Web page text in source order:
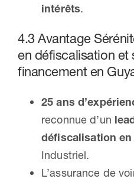
intérêts.
4.3 Avantage
en défiscalisation et
financement en
25 ans
reconnue d’un
défiscalisation
Industriel.
L’assurance de